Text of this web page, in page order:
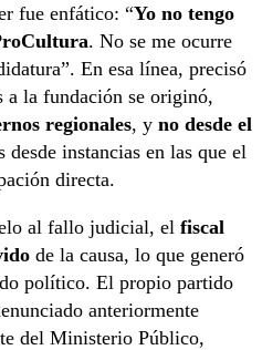
fue enfático: “Yo no tengo
. No se me ocurre
En esa línea, precisó
a la fundación se originó,
regionales, y no desde el
desde instancias en las que el
directa.
al fallo judicial, el fiscal
de la causa, lo que generó
político. El propio partido
anteriormente
del Ministerio Público,